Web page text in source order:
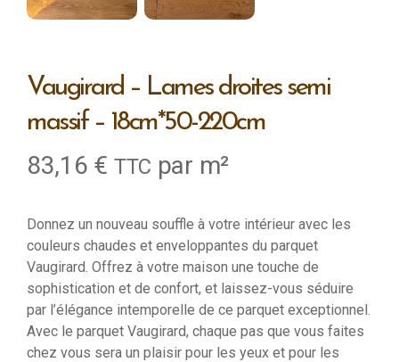
Vaugirard – Lames droites semi
massif – 18cm*50-220cm
83,16 € TTC par m²
Donnez un nouveau souffle à votre intérieur avec les
couleurs chaudes et enveloppantes du parquet
Vaugirard. Offrez à votre maison une touche de
sophistication et de confort, et laissez-vous séduire
par l’élégance intemporelle de ce parquet exceptionnel.
Avec le parquet Vaugirard, chaque pas que vous faites
chez vous sera un plaisir pour les yeux et pour les